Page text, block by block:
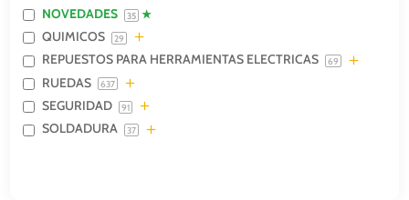
NOVEDADES 35
QUIMICOS 29
REPUESTOS PARA HERRAMIENTAS ELECTRICAS 69
RUEDAS 637
SEGURIDAD 91
SOLDADURA 37